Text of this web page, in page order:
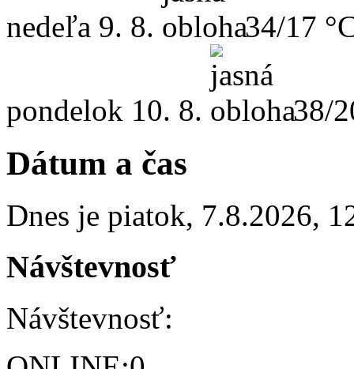
nedeľa 9. 8. 34/17
pondelok 10. 8. 38/
Dátum a čas
Dnes je piatok, 7.8.2026,
Návštevnosť
Návštevnosť: